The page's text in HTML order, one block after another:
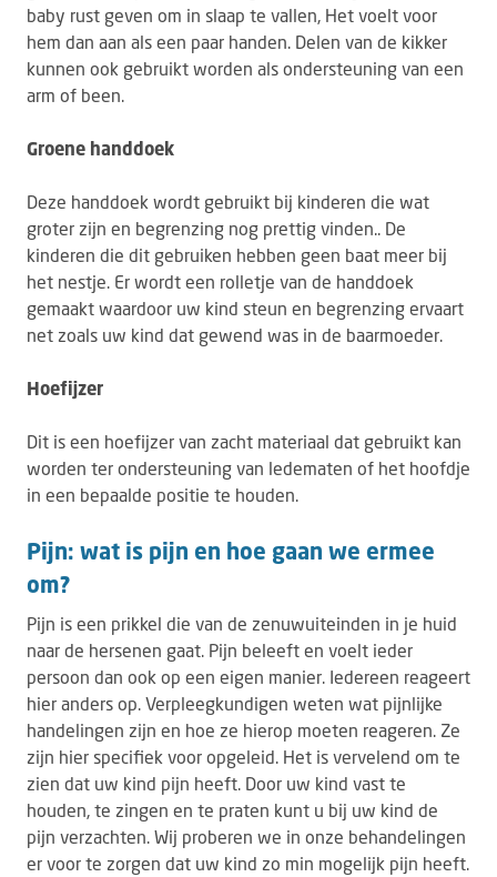
baby rust geven om in slaap te vallen, Het voelt voor
hem dan aan als een paar handen. Delen van de kikker
kunnen ook gebruikt worden als ondersteuning van een
arm of been.
Groene handdoek
Deze handdoek wordt gebruikt bij kinderen die wat
groter zijn en begrenzing nog prettig vinden.. De
kinderen die dit gebruiken hebben geen baat meer bij
het nestje. Er wordt een rolletje van de handdoek
gemaakt waardoor uw kind steun en begrenzing ervaart
net zoals uw kind dat gewend was in de baarmoeder.
Hoefijzer
Dit is een hoefijzer van zacht materiaal dat gebruikt kan
worden ter ondersteuning van ledematen of het hoofdje
in een bepaalde positie te houden.
Pijn: wat is pijn en hoe gaan we ermee
om?
Pijn is een prikkel die van de zenuwuiteinden in je huid
naar de hersenen gaat. Pijn beleeft en voelt ieder
persoon dan ook op een eigen manier. Iedereen reageert
hier anders op. Verpleegkundigen weten wat pijnlijke
handelingen zijn en hoe ze hierop moeten reageren. Ze
zijn hier specifiek voor opgeleid. Het is vervelend om te
zien dat uw kind pijn heeft. Door uw kind vast te
houden, te zingen en te praten kunt u bij uw kind de
pijn verzachten. Wij proberen we in onze behandelingen
er voor te zorgen dat uw kind zo min mogelijk pijn heeft.